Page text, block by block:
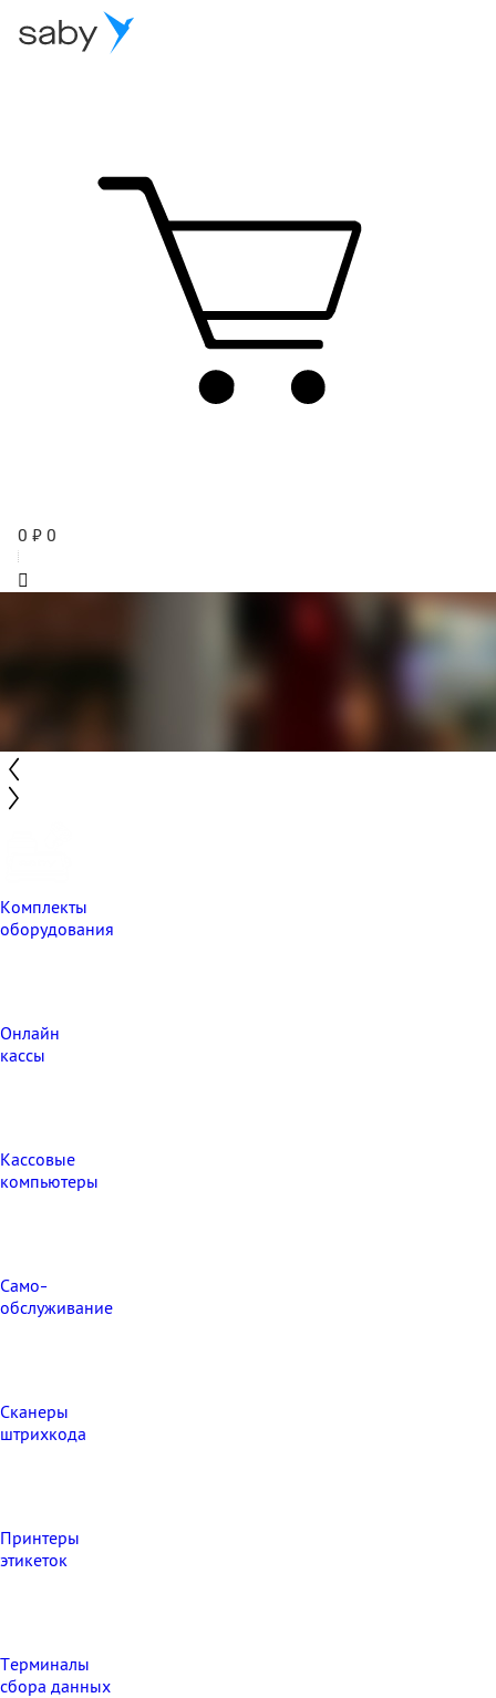
0 ₽ 0
Комплекты
оборудования
Онлайн
кассы
Кассовые
компьютеры
Само-
обслуживание
Сканеры
штрихкода
Принтеры
этикеток
Терминалы
сбора данных